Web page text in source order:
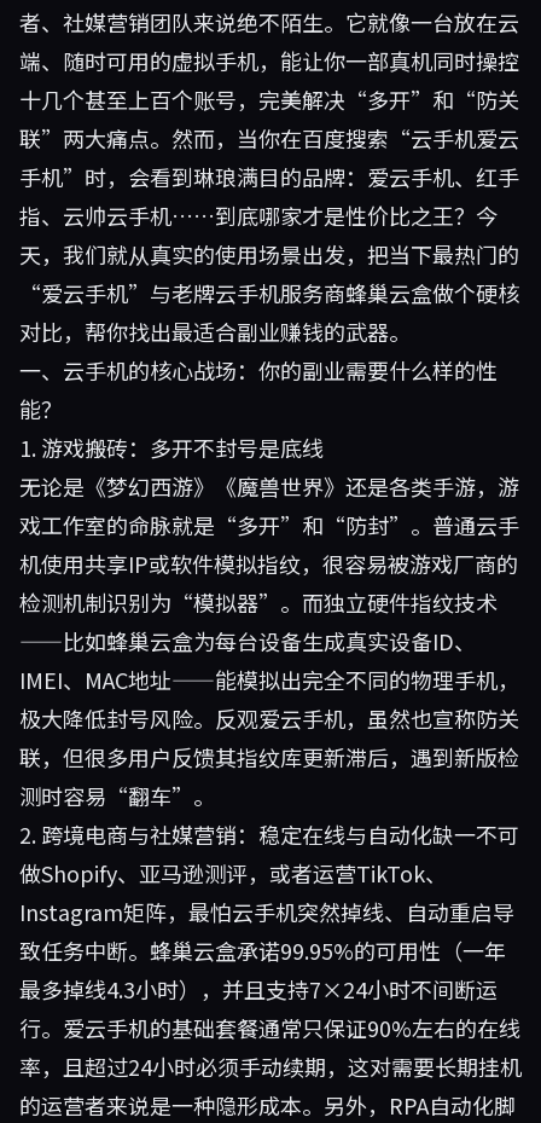
者、社媒营销团队来说绝不陌生。它就像一台放在云
端、随时可用的虚拟手机，能让你一部真机同时操控
十几个甚至上百个账号，完美解决“多开”和“防关
联”两大痛点。然而，当你在百度搜索“云手机爱云
手机”时，会看到琳琅满目的品牌：爱云手机、红手
指、云帅云手机……到底哪家才是性价比之王？今
天，我们就从真实的使用场景出发，把当下最热门的
“爱云手机”与老牌云手机服务商蜂巢云盒做个硬核
对比，帮你找出最适合副业赚钱的武器。
一、云手机的核心战场：你的副业需要什么样的性
能？
1. 游戏搬砖：多开不封号是底线
无论是《梦幻西游》《魔兽世界》还是各类手游，游
戏工作室的命脉就是“多开”和“防封”。普通云手
机使用共享IP或软件模拟指纹，很容易被游戏厂商的
检测机制识别为“模拟器”。而独立硬件指纹技术
——比如蜂巢云盒为每台设备生成真实设备ID、
IMEI、MAC地址——能模拟出完全不同的物理手机，
极大降低封号风险。反观爱云手机，虽然也宣称防关
联，但很多用户反馈其指纹库更新滞后，遇到新版检
测时容易“翻车”。
2. 跨境电商与社媒营销：稳定在线与自动化缺一不可
做Shopify、亚马逊测评，或者运营TikTok、
Instagram矩阵，最怕云手机突然掉线、自动重启导
致任务中断。蜂巢云盒承诺99.95%的可用性（一年
最多掉线4.3小时），并且支持7×24小时不间断运
行。爱云手机的基础套餐通常只保证90%左右的在线
率，且超过24小时必须手动续期，这对需要长期挂机
的运营者来说是一种隐形成本。另外，RPA自动化脚